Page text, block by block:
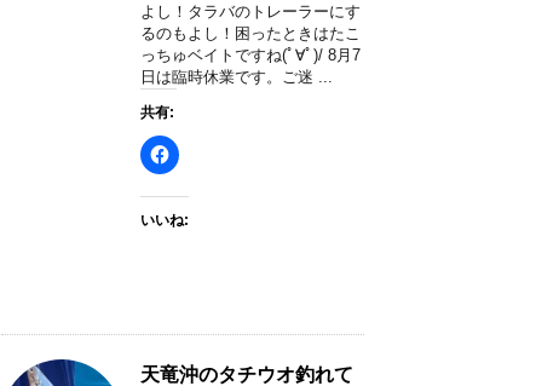
よし！タラバのトレーラーにす
るのもよし！困ったときはたこ
っちゅベイトですね(ﾟ∀ﾟ)/ 8月7
日は臨時休業です。ご迷 ...
共有:
いいね:
天竜沖のタチウオ釣れて